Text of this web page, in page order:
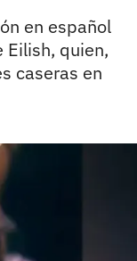
en español
quien,
caseras en